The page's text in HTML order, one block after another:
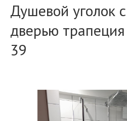
Душевой уголок
дверью
39